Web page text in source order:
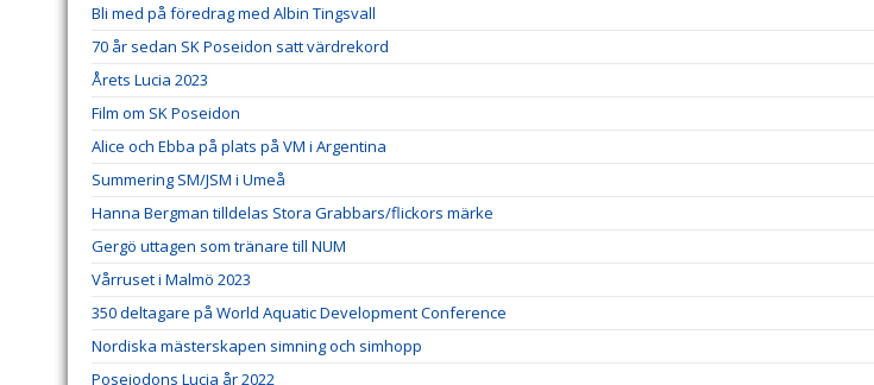
Bli med på föredrag med Albin Tingsvall
70 år sedan SK Poseidon satt värdrekord
Årets Lucia 2023
Film om SK Poseidon
Alice och Ebba på plats på VM i Argentina
Summering SM/JSM i Umeå
Hanna Bergman tilldelas Stora Grabbars/flickors märke
Gergö uttagen som tränare till NUM
Vårruset i Malmö 2023
350 deltagare på World Aquatic Development Conference
Nordiska mästerskapen simning och simhopp
Poseiodons Lucia år 2022